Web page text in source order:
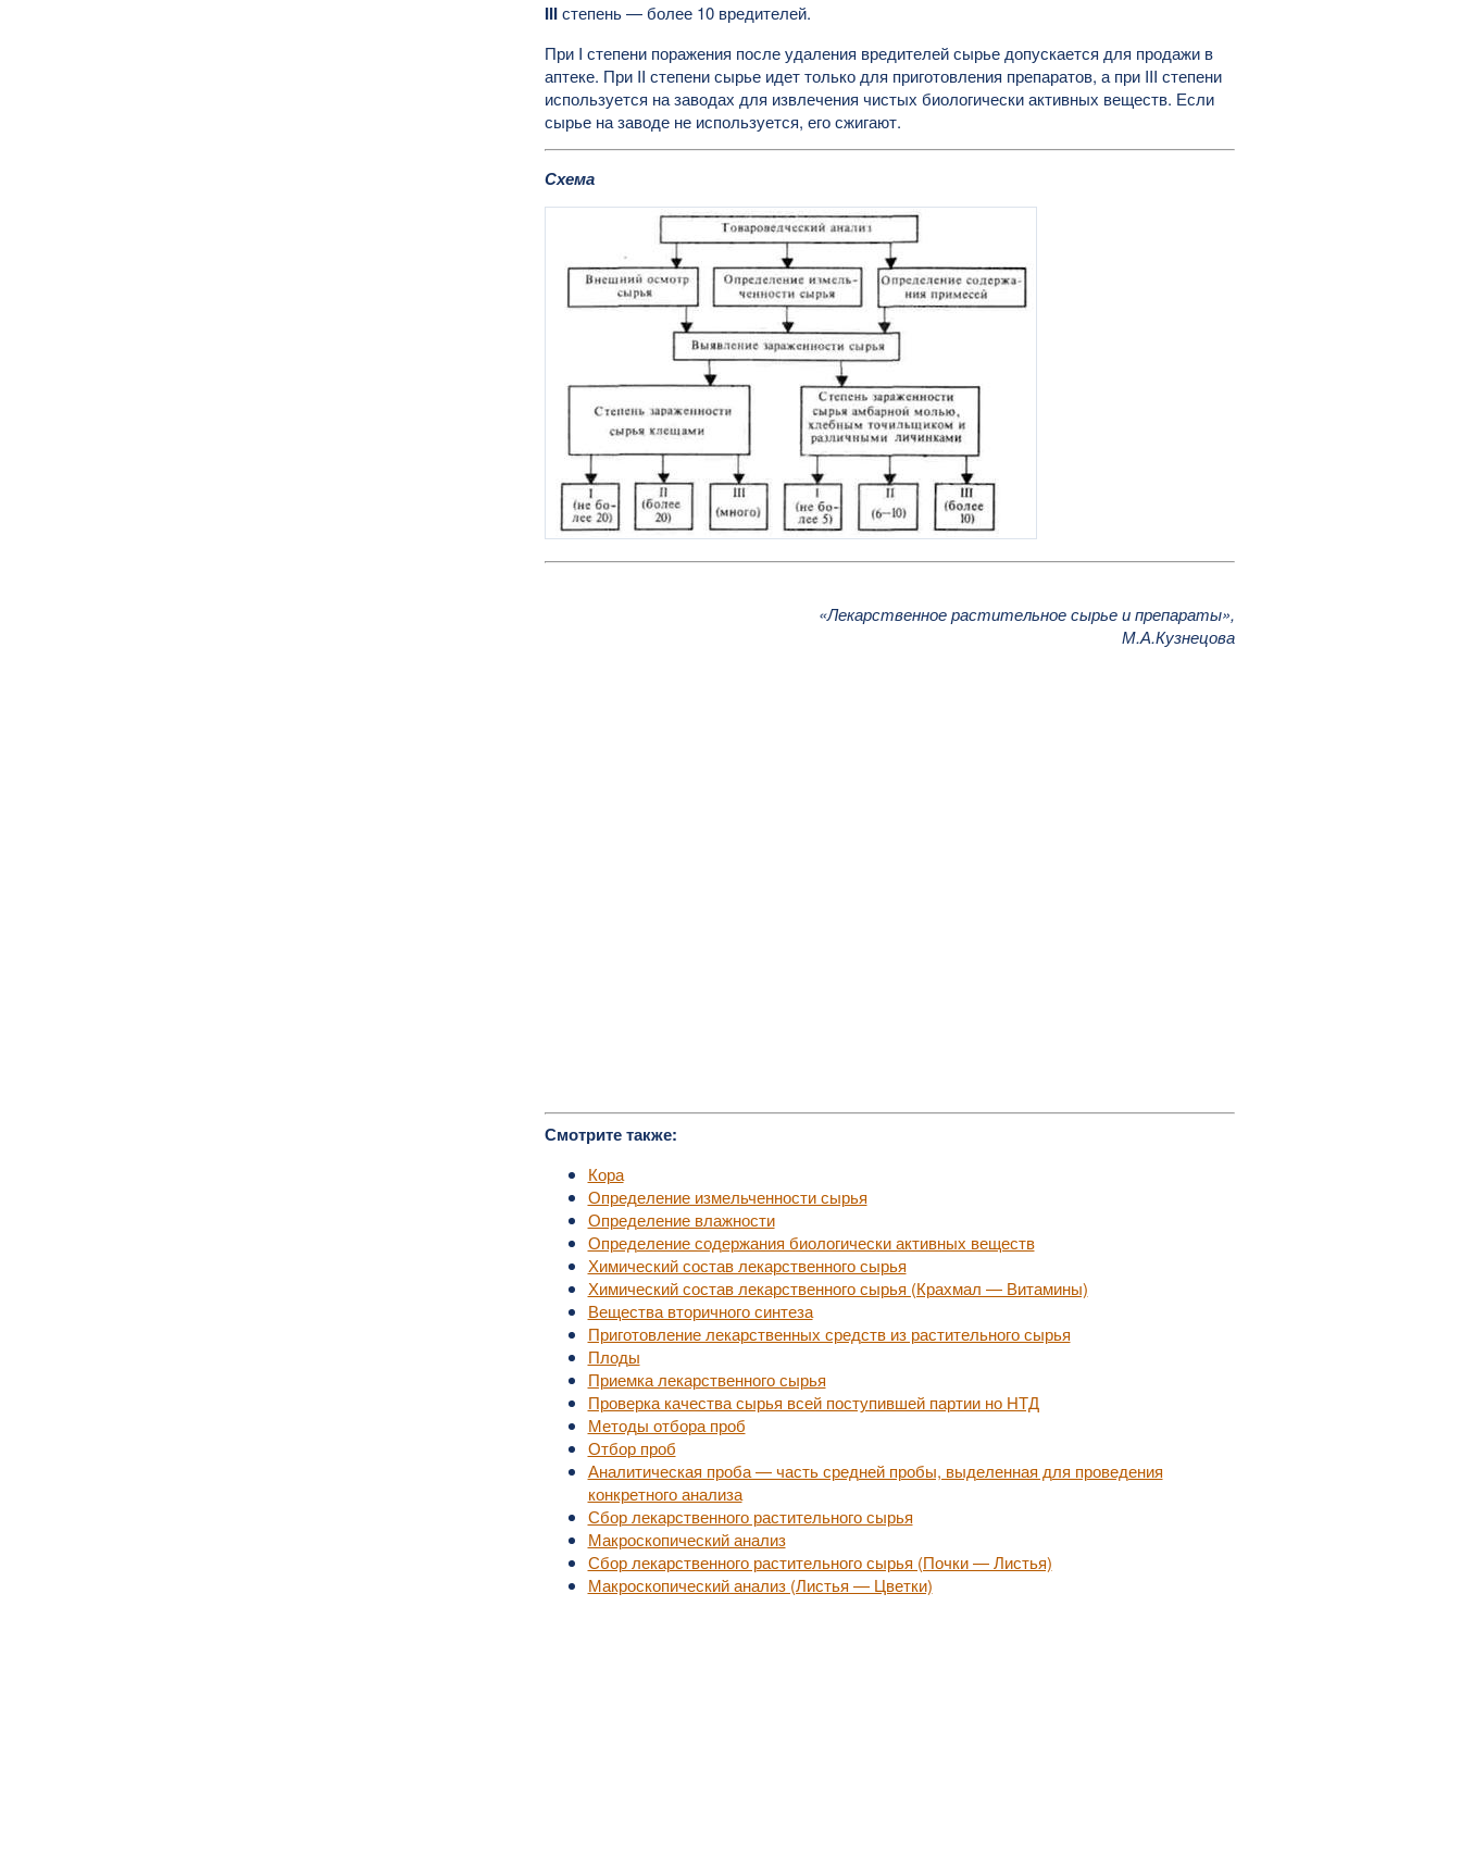
IIIстепень — более 10 вредителей.
При I степени поражения после удаления вредителей сырье допускается для продажи в
аптеке. При II степени сырье идет только для приготовления препаратов, а при III степени
используется на заводах для извлечения чистых биологически активных веществ. Если
сырье на заводе не используется, его сжигают.
Схема
«Лекарственное растительное сырье и препараты»,
М.А.Кузнецова
Смотрите также:
Кора
Определение измельченности сырья
Определение влажности
Определение содержания биологически активных веществ
Химический состав лекарственного сырья
Химический состав лекарственного сырья (Крахмал — Витамины)
Вещества вторичного синтеза
Приготовление лекарственных средств из растительного сырья
Плоды
Приемка лекарственного сырья
Проверка качества сырья всей поступившей партии но НТД
Методы отбора проб
Отбор проб
Аналитическая проба — часть средней пробы, выделенная для проведения
конкретного анализа
Сбор лекарственного растительного сырья
Макроскопический анализ
Сбор лекарственного растительного сырья (Почки — Листья)
Макроскопический анализ (Листья — Цветки)